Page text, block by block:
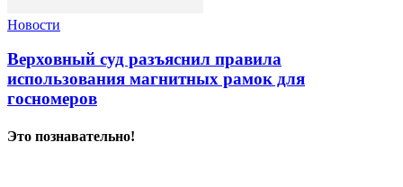
Новости
Верховный суд разъяснил правила
использования магнитных рамок для
госномеров
Это познавательно!